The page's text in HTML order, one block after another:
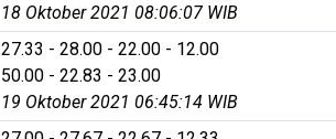
18 Oktober 2021 08:06:07 WIB
27.33 - 28.00 - 22.00 - 12.00
50.00 - 22.83 - 23.00
19 Oktober 2021 06:45:14 WIB